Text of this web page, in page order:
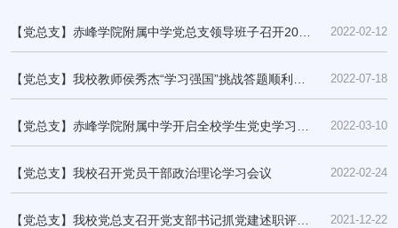
2022-02-12
【党总支】赤峰学院附属中学党总支领导班子召开2022
年度民主生活会
2022-07-18
【党总支】我校教师侯秀杰“学习强国”挑战答题顺利通
关！
2022-03-10
【党总支】赤峰学院附属中学开启全校学生党史学习教
育“大思政”
2022-02-24
【党总支】我校召开党员干部政治理论学习会议
2021-12-22
【党总支】我校党总支召开党支部书记抓党建述职评议